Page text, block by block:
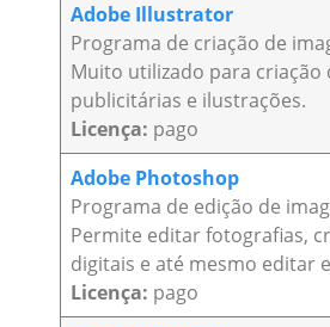
Adobe Illustrator
Programa de criação de
Muito utilizado para criação
publicitárias e ilustrações.
Licença: pago
Adobe Photoshop
Programa de edição de
Permite editar fotografias,
digitais e até mesmo editar
Licença: pago